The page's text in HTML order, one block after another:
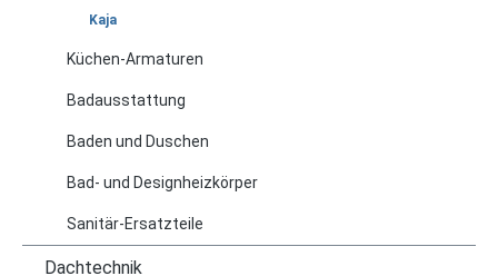
Kaja
Küchen-Armaturen
Badausstattung
Baden und Duschen
Bad- und Designheizkörper
Sanitär-Ersatzteile
Dachtechnik